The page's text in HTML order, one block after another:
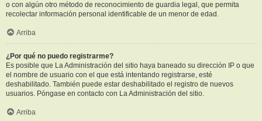
o con algún otro método de reconocimiento de guardia legal, que permita
recolectar información personal identificable de un menor de edad.
Arriba
¿Por qué no puedo registrarme?
Es posible que La Administración del sitio haya baneado su dirección IP o que
el nombre de usuario con el que está intentando registrarse, esté
deshabilitado. También puede estar deshabilitado el registro de nuevos
usuarios. Póngase en contacto con La Administración del sitio.
Arriba